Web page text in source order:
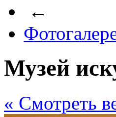
←
Музей
« Cмотреть